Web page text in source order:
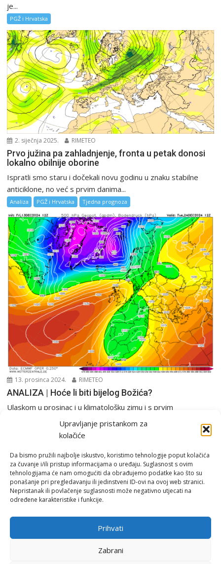
Upravljanje pristankom za
kolačiće
Da bismo pružili najbolje iskustvo, koristimo tehnologije poput kolačića
za čuvanje i/ili pristup informacijama o uređaju. Suglasnost s ovim
tehnologijama će nam omogućiti da obrađujemo podatke kao što su
ponašanje pri pregledavanju ili jedinstveni ID-ovi na ovoj web stranici.
Nepristanak ili povlačenje suglasnosti može negativno utjecati na
određene karakteristike i funkcije.
Prihvati
Zabrani
je...
PGŽ i Hrvatska
2. siječnja 2025. RIMETEO
Prvo južina pa zahladnjenje, fronta u petak donosi
lokalno obilnije oborine
Ispratli smo staru i dočekali novu godinu u znaku stabilne
anticiklone, no već s prvim danima...
Analiza PGŽ i Hrvatska Tjedna prognoza
13. prosinca 2024. RIMETEO
ANALIZA | Hoće li biti bijelog Božića?
Ulaskom u prosinac i u klimatološku zimu i s prvim
emitiranjima filmskog maratona “Sam u kući”...
PGŽ i Hrvatska
Email: rimeteoATyahoo.com
Politika privatnosti